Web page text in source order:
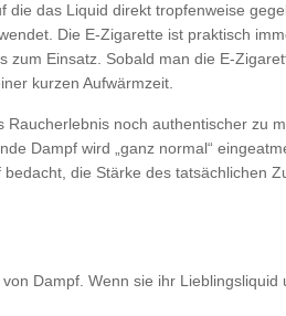
das Liquid direkt tropfenweise
Die E-Zigarette ist praktisch
Einsatz. Sobald man die E-
kurzen Aufwärmzeit.
noch authentischer zu
Dampf wird „ganz normal“
die Stärke des tatsächlichen
Dampf. Wenn sie ihr